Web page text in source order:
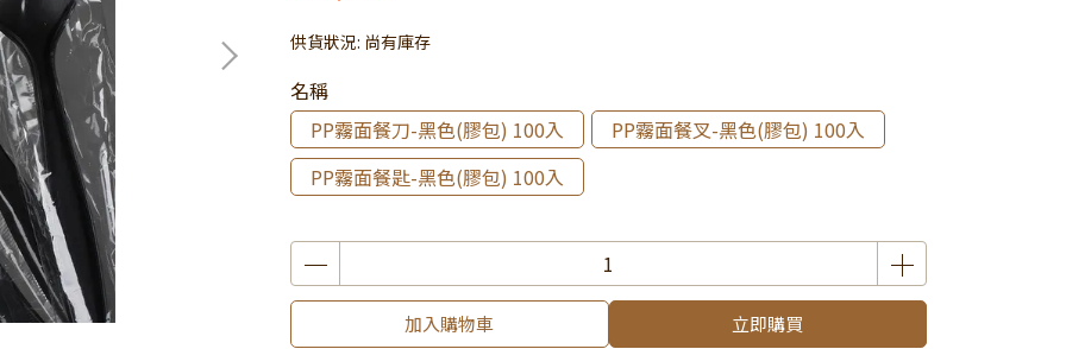
供貨狀況: 尚有庫存
名稱
PP霧面餐刀-黑色(膠包) 100入
PP霧面餐叉-黑色(膠包) 100入
PP霧面餐匙-黑色(膠包) 100入
加入購物車 立即購買